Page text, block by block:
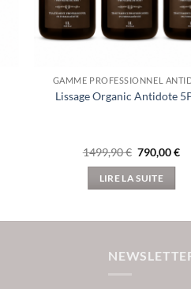
GAMME PROFESSIONNEL
Lissage Organic Antidote
1499,90€ Le
prix
initial
était :
790,00€Le
LIRE LA SUITE